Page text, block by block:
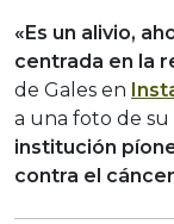
«Es un alivio,
centrada en la
de Gales en
a una foto de su
institución
contra el